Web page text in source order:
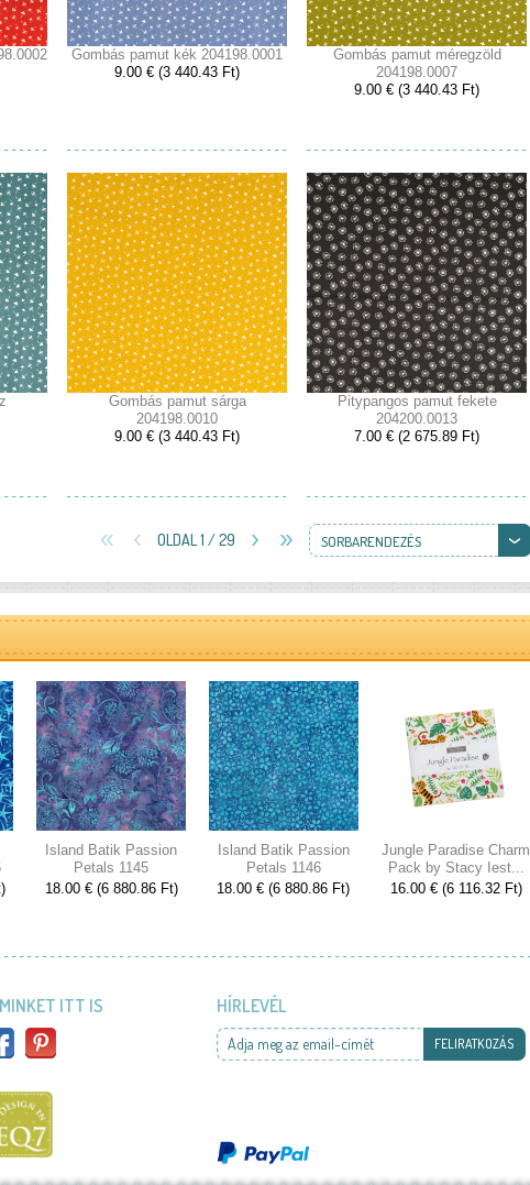
Gombás pamut kék 204198.0001
9.00 € (3 440.43 Ft)
Gombás pamut méregzöld
204198.0007
9.00 € (3 440.43 Ft)
Gombás pamut sárga
204198.0010
9.00 € (3 440.43 Ft)
Pitypangos pamut fekete
204200.0013
7.00 € (2 675.89 Ft)
SORBARENDEZÉS
OLDAL 1 / 29
Island Batik Passion
Petals 1145
18.00 € (6 880.86 Ft)
Island Batik Passion
Petals 1146
18.00 € (6 880.86 Ft)
Jungle Paradise Charm
Pack by Stacy Iest...
16.00 € (6 116.32 Ft)
ITT IS HÍRLEVÉL
Adja meg az email-címét FELIRATKOZÁS